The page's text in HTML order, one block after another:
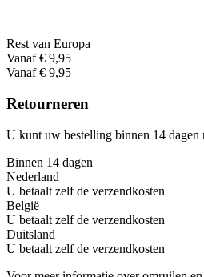
Rest van Europa
Vanaf € 9,95
Vanaf € 9,95
Retourneren
U kunt uw bestelling binnen 14 dagen
Binnen 14 dagen
Nederland
U betaalt zelf de verzendkosten
België
U betaalt zelf de verzendkosten
Duitsland
U betaalt zelf de verzendkosten